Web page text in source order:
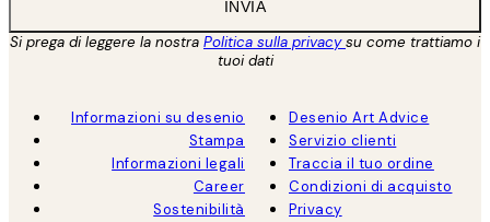
INVIA
Si prega di leggere la nostra Politica sulla privacysu come trattiamo i
tuoi dati
Informazioni su desenio
Stampa
Informazioni legali
Career
Sostenibilità
Desenio Art Advice
Servizio clienti
Traccia il tuo ordine
Condizioni di acquisto
Privacy